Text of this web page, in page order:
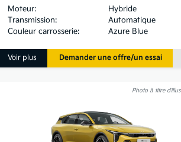
Moteur:
Hybride
Transmission:
Automatique
Couleur carrosserie:
Azure Blue
Voir plus Demander une offre/un essai
Photo à titre